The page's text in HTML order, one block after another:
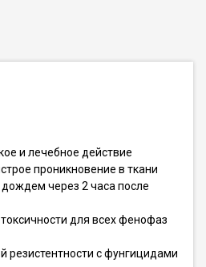
и лечебное действие
проникновение в ткани
через 2 часа после
для всех фенофаз
резистентности с фунгицидами